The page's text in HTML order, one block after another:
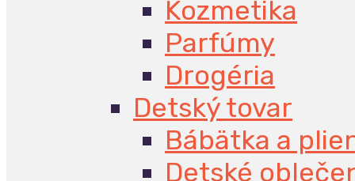
Kozmetika
Parfúmy
Drogéria
Detský tovar
Bábätka a
Detské